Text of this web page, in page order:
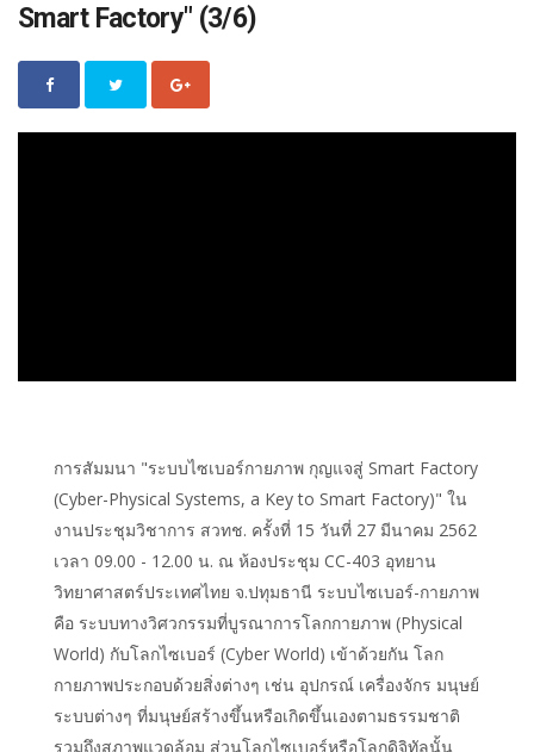
Smart Factory" (3/6)
การสัมมนา "ระบบไซเบอร์กายภาพ กุญแจสู่ Smart Factory
(Cyber-Physical Systems, a Key to Smart Factory)" ใน
งานประชุมวิชาการ สวทช. ครั้งที่ 15 วันที่ 27 มีนาคม 2562
เวลา 09.00 - 12.00 น. ณ ห้องประชุม CC-403 อุทยาน
วิทยาศาสตร์ประเทศไทย จ.ปทุมธานี ระบบไซเบอร์-กายภาพ
คือ ระบบทางวิศวกรรมที่บูรณาการโลกกายภาพ (Physical
World) กับโลกไซเบอร์ (Cyber World) เข้าด้วยกัน โลก
กายภาพประกอบด้วยสิ่งต่างๆ เช่น อุปกรณ์ เครื่องจักร มนุษย์
ระบบต่างๆ ที่มนุษย์สร้างขึ้นหรือเกิดขึ้นเองตามธรรมชาติ
รวมถึงสภาพแวดล้อม ส่วนโลกไซเบอร์หรือโลกดิจิทัลนั้น